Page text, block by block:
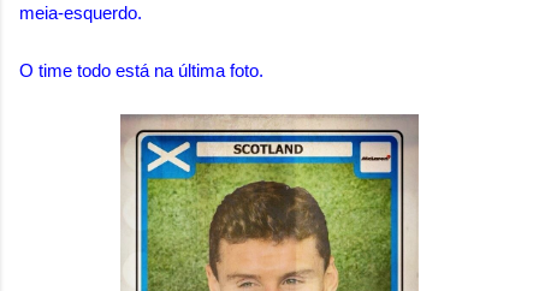
meia-esquerdo.
O time todo está na última foto.